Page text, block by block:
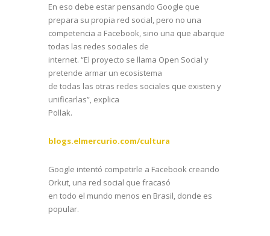
En eso debe estar pensando Google que
prepara su propia red social, pero no una
competencia a Facebook, sino una que abarque
todas las redes sociales de
internet. “El proyecto se llama Open Social y
pretende armar un ecosistema
de todas las otras redes sociales que existen y
unificarlas”, explica
Pollak.
blogs.elmercurio.com/cultura
Google intentó competirle a Facebook creando
Orkut, una red social que fracasó
en todo el mundo menos en Brasil, donde es
popular.